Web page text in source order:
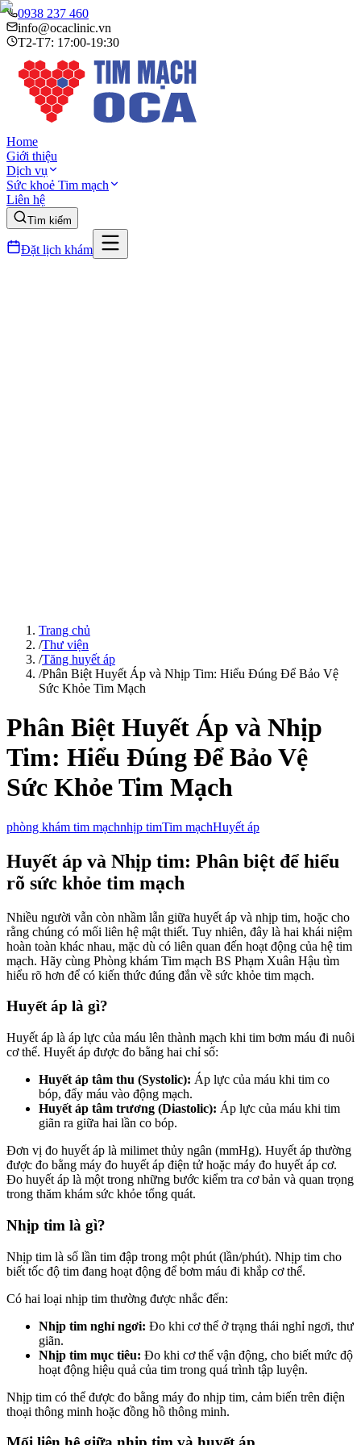
0938 237 460
info@ocaclinic.vn
T2-T7: 17:00-19:30
Home
Giới thiệu
Dịch vụ
Sức khoẻ Tim mạch
Liên hệ
Tìm kiếm
Đặt lịch khám
Trang chủ
/Thư viện
/Tăng huyết áp
/Phân Biệt Huyết Áp và Nhịp Tim: Hiểu Đúng Để Bảo Vệ
Sức Khỏe Tim Mạch
Phân Biệt Huyết Áp và Nhịp
Tim: Hiểu Đúng Để Bảo Vệ
Sức Khỏe Tim Mạch
phòng khám tim mạchnhịp timTim mạchHuyết áp
Huyết áp và Nhịp tim: Phân biệt để hiểu
rõ sức khỏe tim mạch
Nhiều người vẫn còn nhầm lẫn giữa huyết áp và nhịp tim, hoặc cho
rằng chúng có mối liên hệ mật thiết. Tuy nhiên, đây là hai khái niệm
hoàn toàn khác nhau, mặc dù có liên quan đến hoạt động của hệ tim
mạch. Hãy cùng Phòng khám Tim mạch BS Phạm Xuân Hậu tìm
hiểu rõ hơn để có kiến thức đúng đắn về sức khỏe tim mạch.
Huyết áp là gì?
Huyết áp là áp lực của máu lên thành mạch khi tim bơm máu đi nuôi
cơ thể. Huyết áp được đo bằng hai chỉ số:
Huyết áp tâm thu (Systolic): Áp lực của máu khi tim co
bóp, đẩy máu vào động mạch.
Huyết áp tâm trương (Diastolic): Áp lực của máu khi tim
giãn ra giữa hai lần co bóp.
Đơn vị đo huyết áp là milimet thủy ngân (mmHg). Huyết áp thường
được đo bằng máy đo huyết áp điện tử hoặc máy đo huyết áp cơ.
Đo huyết áp là một trong những bước kiểm tra cơ bản và quan trọng
trong thăm khám sức khỏe tổng quát.
Nhịp tim là gì?
Nhịp tim là số lần tim đập trong một phút (lần/phút). Nhịp tim cho
biết tốc độ tim đang hoạt động để bơm máu đi khắp cơ thể.
Có hai loại nhịp tim thường được nhắc đến:
Nhịp tim nghỉ ngơi: Đo khi cơ thể ở trạng thái nghỉ ngơi, thư
giãn.
Nhịp tim mục tiêu: Đo khi cơ thể vận động, cho biết mức độ
hoạt động hiệu quả của tim trong quá trình tập luyện.
Nhịp tim có thể được đo bằng máy đo nhịp tim, cảm biến trên điện
thoại thông minh hoặc đồng hồ thông minh.